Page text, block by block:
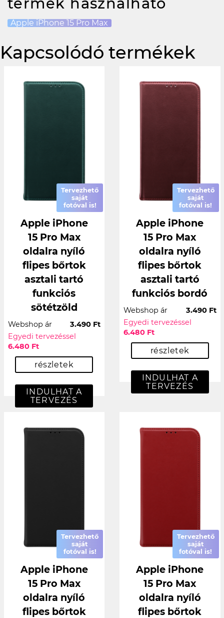
Apple iPhone 15 Pro Max
Kapcsolódó termékek
Tervezhető
saját
fotóval is!
Apple iPhone
15 Pro Max
oldalra nyíló
flipes bőrtok
asztali tartó
funkciós
sötétzöld
Webshop ár
3.490 Ft
Egyedi tervezéssel
6.480 Ft
részletek
INDULHAT A
TERVEZÉS
Tervezhető
saját
fotóval is!
Apple iPhone
15 Pro Max
oldalra nyíló
flipes bőrtok
asztali tartó
funkciós bordó
Webshop ár
3.490 Ft
Egyedi tervezéssel
6.480 Ft
részletek
INDULHAT A
TERVEZÉS
Tervezhető
saját
fotóval is!
Apple iPhone
15 Pro Max
oldalra nyíló
flipes bőrtok
Tervezhető
saját
fotóval is!
Apple iPhone
15 Pro Max
oldalra nyíló
flipes bőrtok